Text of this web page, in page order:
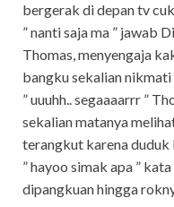
bergerak di depan tv
” nanti saja ma ” jawab
Thomas, menyengaja
bangku sekalian nikmati
” uuuhh.. segaaaarrr ”
sekalian matanya
terangkut karena duduk
” hayoo simak apa ”
dipangkuan hingga